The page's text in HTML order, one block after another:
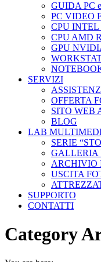
GUIDA PC
PC VIDEO
CPU INTEL
CPU AMD
GPU
SERVIZI
OFFERTA
SITO WEB
BLOG
LAB
SERIE
GALLERIA
ARCHIVIO
USCITA
SUPPORTO
CONTATTI
Category